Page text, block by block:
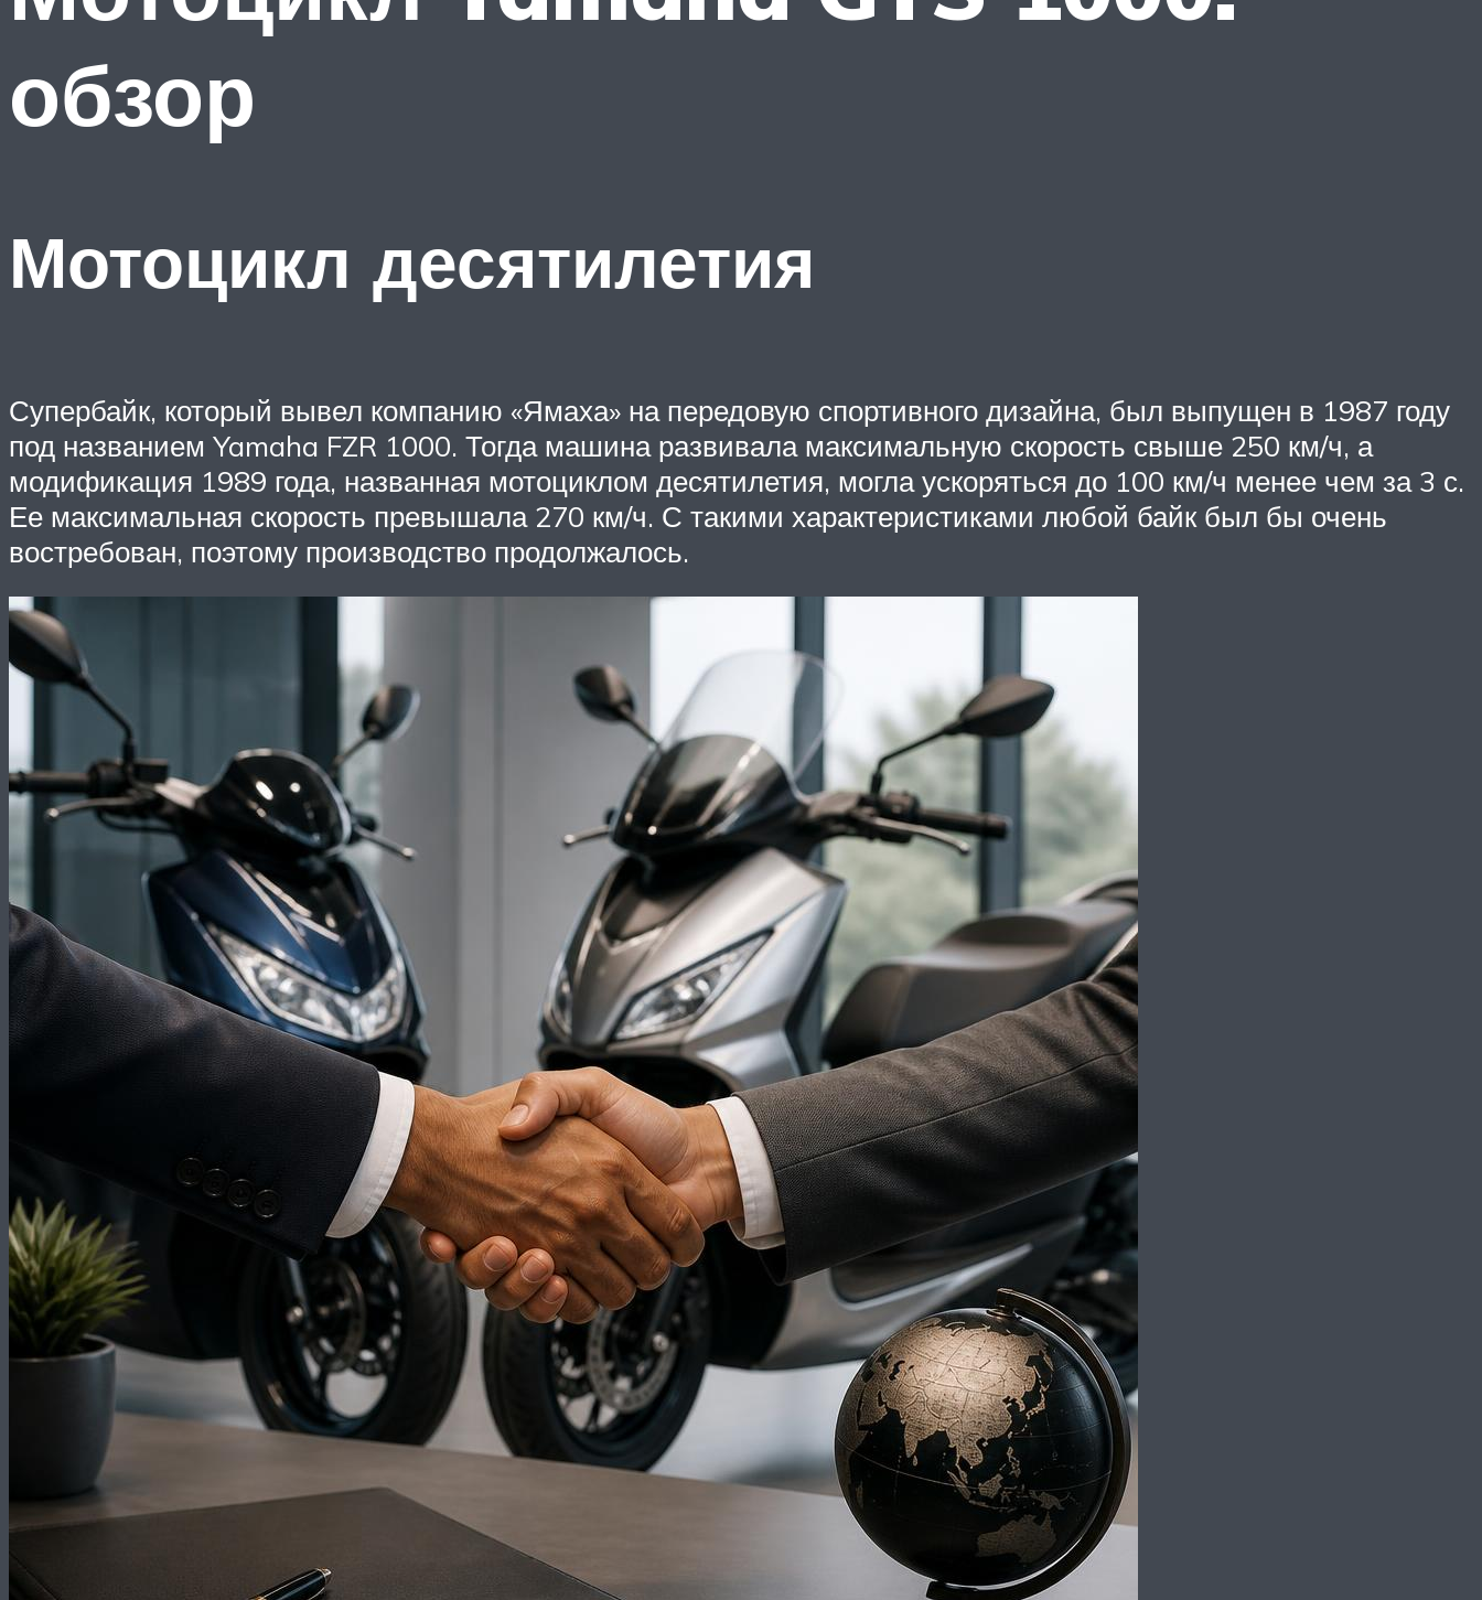
обзор
Мотоцикл десятилетия
Супербайк, который вывел компанию «Ямаха» на передовую спортивного дизайна, был выпущен в 1987 году
под названием Yamaha FZR 1000. Тогда машина развивала максимальную скорость свыше 250 км/ч, а
модификация 1989 года, названная мотоциклом десятилетия, могла ускоряться до 100 км/ч менее чем за 3 с.
Ее максимальная скорость превышала 270 км/ч. С такими характеристиками любой байк был бы очень
востребован, поэтому производство продолжалось.